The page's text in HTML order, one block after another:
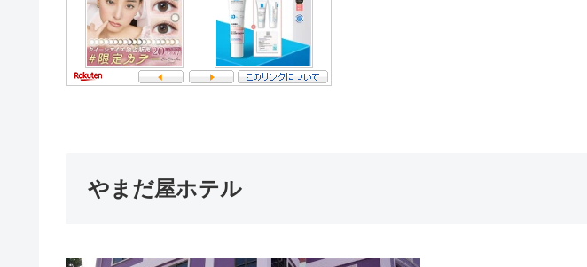
やまだ屋ホテル